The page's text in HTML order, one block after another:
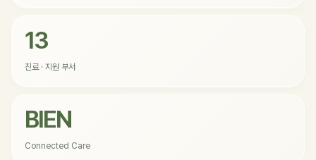
13
진료 · 지원 부서
BIEN
Connected Care